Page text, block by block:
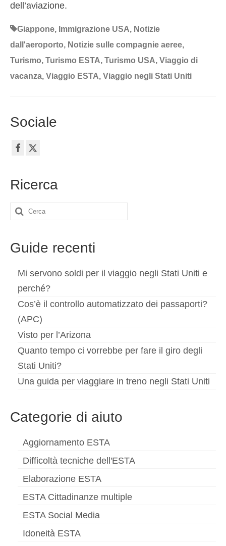
dell’aviazione.
Giappone, Immigrazione USA, Notizie
dall'aeroporto, Notizie sulle compagnie aeree,
Turismo, Turismo ESTA, Turismo USA, Viaggio di
vacanza, Viaggio ESTA, Viaggio negli Stati Uniti
Sociale
Ricerca
Cerca:
Guide recenti
Mi servono soldi per il viaggio negli Stati Uniti e
perché?
Cos’è il controllo automatizzato dei passaporti?
(APC)
Visto per l’Arizona
Quanto tempo ci vorrebbe per fare il giro degli
Stati Uniti?
Una guida per viaggiare in treno negli Stati Uniti
Categorie di aiuto
Aggiornamento ESTA
Difficoltà tecniche dell'ESTA
Elaborazione ESTA
ESTA Cittadinanze multiple
ESTA Social Media
Idoneità ESTA